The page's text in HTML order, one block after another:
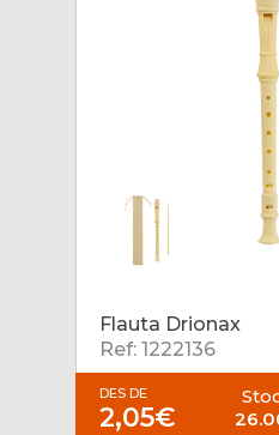
Flauta Drionax
Ref: 1222136
DES DE
2,05€